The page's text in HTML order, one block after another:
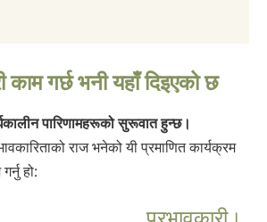
गर्छ भनी यहाँ दिइएको छ
पारिणामहरूको सुरूवात हुन्छ।
राज भनेको यी प्रमाणित कार्यक्रम
हो: